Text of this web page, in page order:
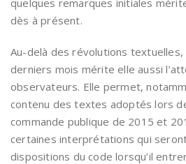
dès à présent.
Au-delà des révolutions
derniers mois mérite elle aussi
observateurs. Elle permet,
contenu des textes adoptés lors
commande publique de 2015 et
certaines interprétations qui
dispositions du code lorsqu’il